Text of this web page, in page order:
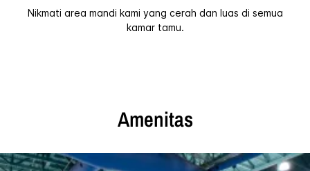
Nikmati area mandi kami yang cerah dan luas di semua
kamar tamu.
Amenitas